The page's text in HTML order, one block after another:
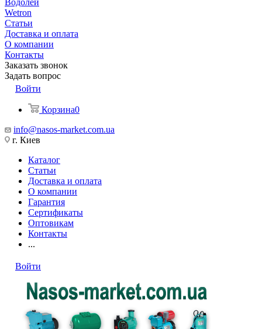
Водолей
Wetron
Статьи
Доставка и оплата
О компании
Контакты
Заказать звонок
Задать вопрос
Войти
Корзина0
info@nasos-market.com.ua
г. Киев
Каталог
Статьи
Доставка и оплата
О компании
Гарантия
Сертификаты
Оптовикам
Контакты
...
Войти